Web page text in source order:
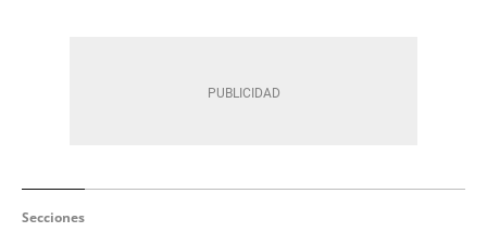
Secciones